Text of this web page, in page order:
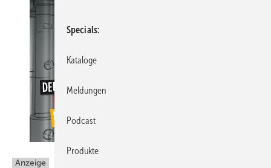
Anzeige
Specials
Kataloge
Meldungen
Podcast
Produkte